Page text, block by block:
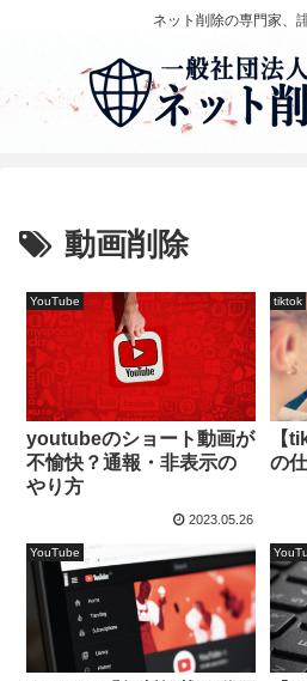
ネット削除の専門家、
動画削除
YouTube
youtubeのショート動画が
不愉快？通報・非表示の
やり方
2023.05.26
tiktok
【
の
YouTube